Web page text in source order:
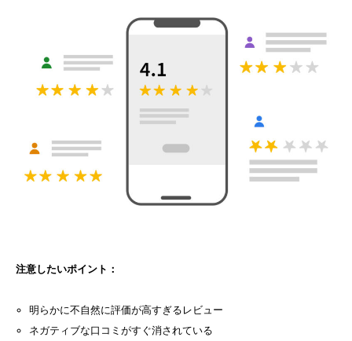
注意したいポイント：
明らかに不自然に評価が高すぎるレビュー
ネガティブな口コミがすぐ消されている